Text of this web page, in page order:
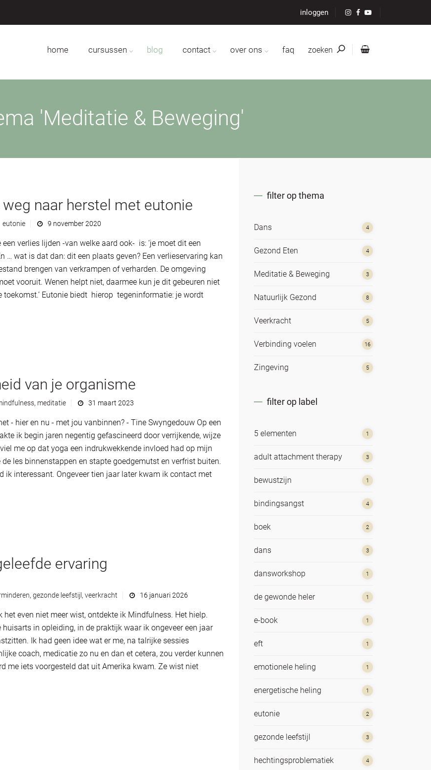
inloggen
home cursussen blog contact over ons faq zoeken
'Meditatie & Beweging'
naar herstel met eutonie
eutonie 9 november 2020
verlies lijden -van welke aard ook- is: ‘je moet dit een
… wat is dat dan: dit een plaats geven? Een verlieservaring kan
brengen van verkrampen of verharden. De omgeving
vooruit. Wenen helpt niet, daarmee kun je dit gebeuren niet
Eutonie biedt hierop tegeninformatie: je wordt
van je organisme
, meditatie 31 maart 2023
- hier en nu - met jou vanbinnen? - Tine Swyngedouw Op een
ik begin jaren negentig gefascineerd door verrijkende, wijze
me op dat yoga een indrukwekkende invloed had op mijn
les binnenstappen en stapte goedgemutst en verfrist buiten.
ik interessant. Ongeveer tien jaar later kwam ik contact met
ervaring
, gezonde leefstijl , veerkracht 16 januari 2026
even niet meer wist, ontdekte ik Mindfulness. Het hielp.
in opleiding, in de praktijk waar ik ongeveer een jaar
Ik had geen idee wat er me, na talrijke sessies
coach, medicatie zo nu en dan et cetera, zou verder kunnen
me iets voorgesteld dat uit Amerika kwam. Ze wist niet
filter op thema
Dans 4
Gezond Eten 4
Meditatie & Beweging 3
Natuurlijk Gezond 8
Veerkracht 5
Verbinding voelen 16
Zingeving 5
filter op label
5 elementen 1
adult attachment therapy 3
bewustzijn 1
bindingsangst 4
boek 2
dans 3
dansworkshop 1
de gewonde heler 1
e-book 1
eft 1
emotionele heling 1
energetische heling 1
eutonie 2
gezonde leefstijl 3
hechtingsproblematiek 4